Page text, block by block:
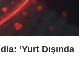
‘Yurt Dışında